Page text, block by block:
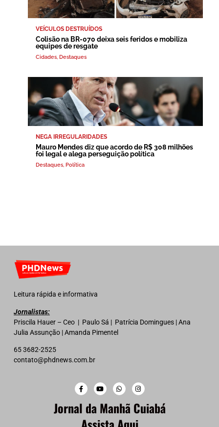
VEÍCULOS DESTRUÍDOS
Colisão na BR-070 deixa seis feridos e mobiliza
equipes de resgate
Cidades, Destaques
NEGA IRREGULARIDADES
Mauro Mendes diz que acordo de R$ 308 milhões
foi legal e alega perseguição política
Destaques, Política
Leitura rápida e informativa
Jornalistas:
Priscila Hauer – Ceo | Paulo Sá | Patrícia Domingues | Ana
Julia Assunção | Amanda Pimentel
65 3682-2525
contato@phdnews.com.br
Jornal da Manhã Cuiabá